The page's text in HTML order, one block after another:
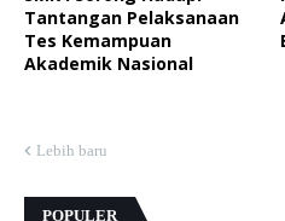
Tantangan Pelaksanaan
Tes Kemampuan
Akademik Nasional
Lebih baru
POPULER